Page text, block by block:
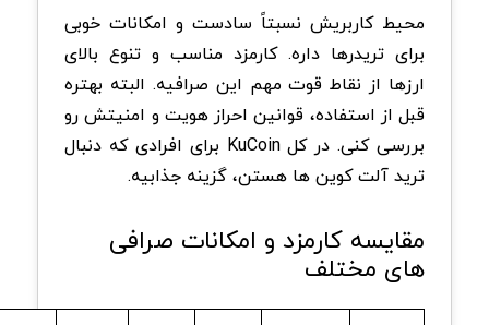
محیط کاربریش نسبتاً سادست و امکانات خوبی
برای تریدرها داره. کارمزد مناسب و تنوع بالای
ارزها از نقاط قوت مهم این صرافیه. البته بهتره
قبل از استفاده، قوانین احراز هویت و امنیتش رو
بررسی کنی. در کل KuCoin برای افرادی که دنبال
ترید آلت کوین ها هستن، گزینه جذابیه.
مقایسه کارمزد و امکانات صرافی
های مختلف